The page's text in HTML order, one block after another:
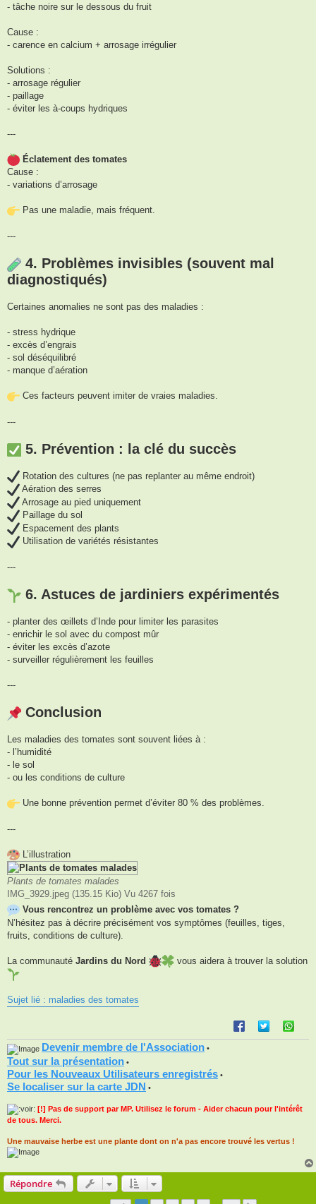
- tâche noire sur le dessous du fruit
Cause :
- carence en calcium + arrosage irrégulier
Solutions :
- arrosage régulier
- paillage
- éviter les à-coups hydriques
---
Éclatement des tomates
Cause :
- variations d’arrosage
Pas une maladie, mais fréquent.
---
4. Problèmes invisibles (souvent mal
diagnostiqués)
Certaines anomalies ne sont pas des maladies :
- stress hydrique
- excès d’engrais
- sol déséquilibré
- manque d’aération
Ces facteurs peuvent imiter de vraies maladies.
---
5. Prévention : la clé du succès
Rotation des cultures (ne pas replanter au même endroit)
Aération des serres
Arrosage au pied uniquement
Paillage du sol
Espacement des plants
Utilisation de variétés résistantes
---
6. Astuces de jardiniers expérimentés
- planter des œillets d’Inde pour limiter les parasites
- enrichir le sol avec du compost mûr
- éviter les excès d’azote
- surveiller régulièrement les feuilles
---
Conclusion
Les maladies des tomates sont souvent liées à :
- l’humidité
- le sol
- ou les conditions de culture
Une bonne prévention permet d’éviter 80 % des problèmes.
---
L’illustration
Plants de tomates malades
IMG_3929.jpeg (135.15 Kio) Vu 4267 fois
Vous rencontrez un problème avec vos tomates ?
N’hésitez pas à décrire précisément vos symptômes (feuilles, tiges,
fruits, conditions de culture).
La communauté Jardins du Nord vous aidera à trouver la solution
Sujet lié : maladies des tomates
Devenir membre de l'Association •
Tout sur la présentation •
Pour les Nouveaux Utilisateurs enregistrés •
Se localiser sur la carte JDN •
[!] Pas de support par MP. Utilisez le forum - Aider chacun pour l'intérêt
de tous. Merci.
Une mauvaise herbe est une plante dont on n'a pas encore trouvé les vertus !
Répondre